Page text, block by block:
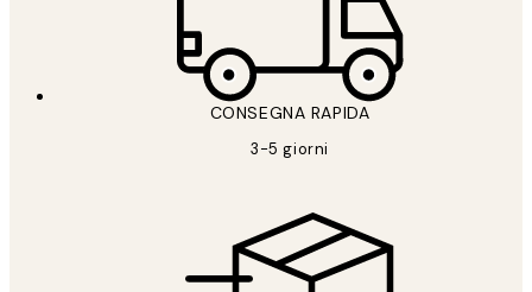
CONSEGNA RAPIDA
3-5 giorni